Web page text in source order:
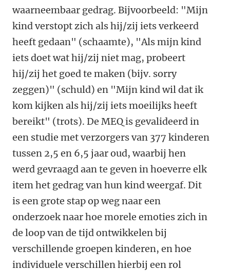
waarneembaar gedrag. Bijvoorbeeld: "Mijn
kind verstopt zich als hij/zij iets verkeerd
heeft gedaan" (schaamte), "Als mijn kind
iets doet wat hij/zij niet mag, probeert
hij/zij het goed te maken (bijv. sorry
zeggen)" (schuld) en "Mijn kind wil dat ik
kom kijken als hij/zij iets moeilijks heeft
bereikt" (trots). De MEQ is gevalideerd in
een studie met verzorgers van 377 kinderen
tussen 2,5 en 6,5 jaar oud, waarbij hen
werd gevraagd aan te geven in hoeverre elk
item het gedrag van hun kind weergaf. Dit
is een grote stap op weg naar een
onderzoek naar hoe morele emoties zich in
de loop van de tijd ontwikkelen bij
verschillende groepen kinderen, en hoe
individuele verschillen hierbij een rol